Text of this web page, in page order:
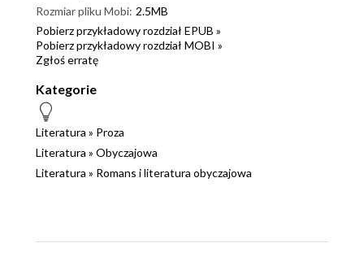
Rozmiar pliku Mobi: 2.5MB
Pobierz przykładowy rozdział EPUB »
Pobierz przykładowy rozdział MOBI »
Zgłoś erratę
Kategorie
Literatura » Proza
Literatura » Obyczajowa
Literatura » Romans i literatura obyczajowa